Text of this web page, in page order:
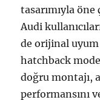
tasarımıyla öne
Audi
de orijinal uyum
hatchback
doğru montajı,
performansını